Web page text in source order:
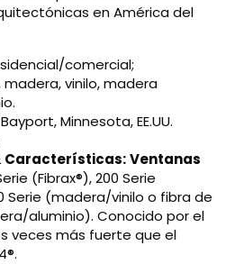
en América del
comercial;
vinilo, madera
Bayport, Minnesota, EE.UU.
Características:Ventanas
(Fibrax®), 200 Serie
Serie (madera/vinilo o fibra de
aluminio). Conocido por el
veces más fuerte que el